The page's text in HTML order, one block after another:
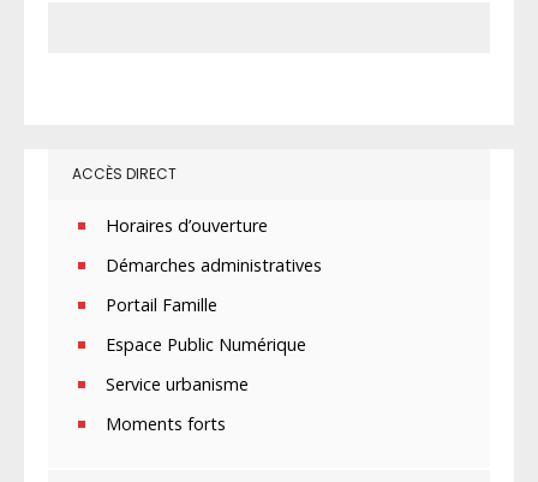
ACCÈS DIRECT
Horaires d’ouverture
Démarches administratives
Portail Famille
Espace Public Numérique
Service urbanisme
Moments forts